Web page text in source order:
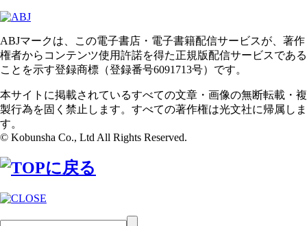
ABJマークは、この電子書店・電子書籍配信サービスが、著作
権者からコンテンツ使用許諾を得た正規版配信サービスである
ことを示す登録商標（登録番号6091713号）です。
本サイトに掲載されているすべての文章・画像の無断転載・複
製行為を固く禁止します。すべての著作権は光文社に帰属しま
す。
© Kobunsha Co., Ltd All Rights Reserved.